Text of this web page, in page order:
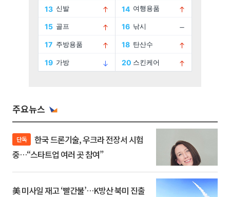
주요뉴스
단독
중…“스타트업 여러 곳 참여”
美 미사일 재고 ‘빨간불’…K방산 북미 진출